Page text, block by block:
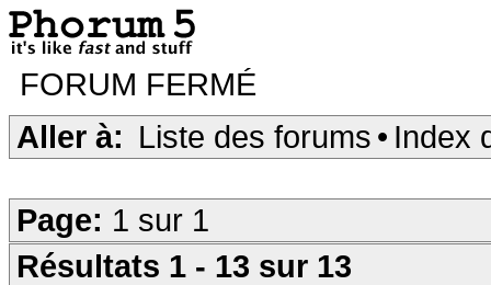
FORUM FERMÉ
Aller à: Liste des forums • Index
Page: 1 sur 1
Résultats 1 - 13 sur 13